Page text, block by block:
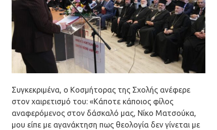
Συγκεκριμένα, ο Κοσμήτορας της Σχολής ανέφερε
στον χαιρετισμό του: «Κάποτε κάποιος φίλος
αναφερόμενος στον δάσκαλό μας, Νίκο Ματσούκα,
μου είπε με αγανάκτηση πως θεολογία δεν γίνεται με